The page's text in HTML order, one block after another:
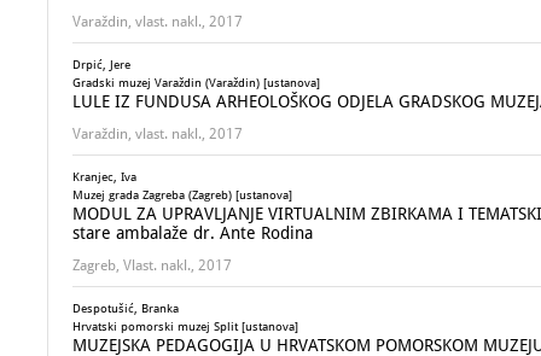
Varaždin, vlast. nakl., 2017
Drpić, Jere
Gradski muzej Varaždin (Varaždin) [ustanova]
LULE IZ FUNDUSA ARHEOLOŠKOG ODJELA GRADSKOG
Varaždin, vlast. nakl., 2017
Kranjec, Iva
Muzej grada Zagreba (Zagreb) [ustanova]
MODUL ZA UPRAVLJANJE VIRTUALNIM ZBIRKAMA I
stare ambalaže dr. Ante Rodina
Zagreb, Vlast. nakl., 2017
Despotušić, Branka
Hrvatski pomorski muzej Split [ustanova]
MUZEJSKA PEDAGOGIJA U HRVATSKOM POMORSKOM